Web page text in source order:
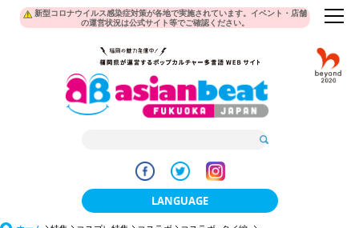
新型コロナウイルス感染症対策が各地で実施されています。イベント・店舗
の運営状況は公式サイト等でご確認ください。
LANGUAGE